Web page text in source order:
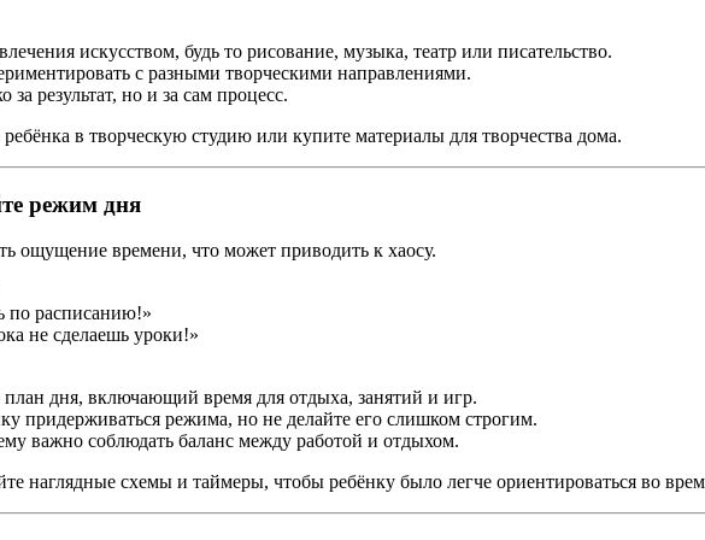
искусством, будь то рисование, музыка, театр или писательство.
с разными творческими направлениями.
результат, но и за сам процесс.
в творческую студию или купите материалы для творчества дома.
режим дня
ощущение времени, что может приводить к хаосу.
расписанию!»
не сделаешь уроки!»
план дня, включающий время для отдыха, занятий и игр.
придерживаться режима, но не делайте его слишком строгим.
важно соблюдать баланс между работой и отдыхом.
наглядные схемы и таймеры, чтобы ребёнку было легче ориентироваться во